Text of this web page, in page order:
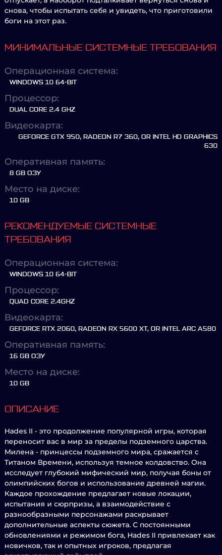
снова, чтобы испытать себя и увидеть, что приготовили
боги на этот раз.
МИНИМАЛЬНЫЕ СИСТЕМНЫЕ ТРЕБОВАНИЯ
Операционная система:
WINDOWS 10 64-BIT
Процессор:
DUAL CORE 2.4 GHZ
Видеокарта:
GEFORCE GTX 950, RADEON R7 360, OR INTEL HD GRAPHICS
630
Оперативная память:
8 GB ОЗУ
Место на диске:
10 GB
РЕКОМЕНДУЕМЫЕ СИСТЕМНЫЕ
ТРЕБОВАНИЯ
Операционная система:
WINDOWS 10 64-BIT
Процессор:
QUAD CORE 2.4GHZ
Видеокарта:
GEFORCE RTX 2060, RADEON RX 5600 XT, OR INTEL ARC A580
Оперативная память:
16 GB ОЗУ
Место на диске:
10 GB
ОПИСАНИЕ
Hades II - это продолжение популярной игры, которая
переносит вас в мир за пределы подземного царства.
Милена - принцессы подземного мира, сражается с
Титаном Времени, используя темное колдовство. Она
исследует глубокий мифический мир, получая боны от
олимпийских богов и использование древней магии.
Каждое прохождение предлагает новые локации,
испытания и сюрпризы, а взаимодействие с
разнообразными персонажами раскрывает
дополнительные аспекты сюжета. С постоянными
обновлениями и режимом бога, Hades II привлекает как
новичков, так и опытных игроков, предлагая